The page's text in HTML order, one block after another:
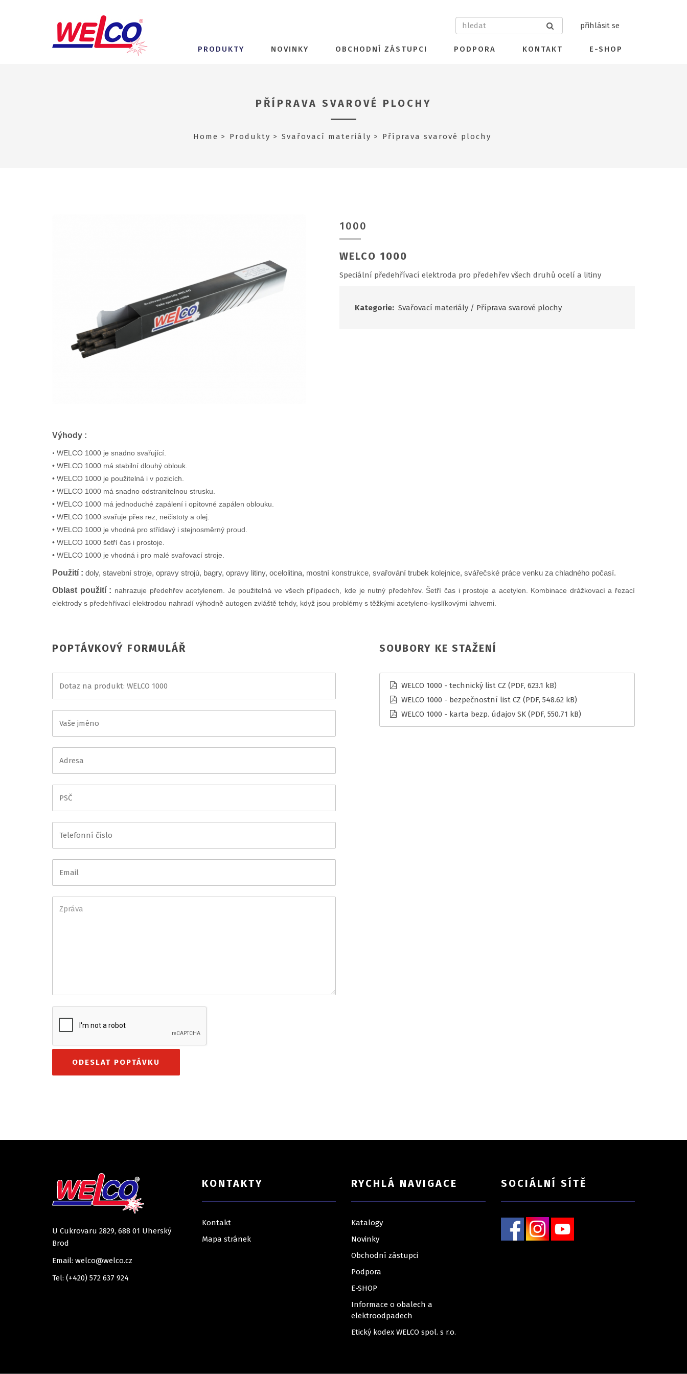
přihlásit se
PRODUKTY NOVINKY OBCHODNÍ ZÁSTUPCI PODPORA KONTAKT E-SHOP
PŘÍPRAVA SVAROVÉ PLOCHY
Home Produkty Svařovací materiály Příprava svarové plochy
1000
WELCO 1000
Speciální předehřívací elektroda pro předehřev všech druhů ocelí a litiny
Kategorie: Svařovací materiály/ Příprava svarové plochy
Výhody :
• WELCO 1000 je snadno svařující.
• WELCO 1000 má stabilní dlouhý oblouk.
• WELCO 1000 je použitelná i v pozicích.
• WELCO 1000 má snadno odstranitelnou strusku.
• WELCO 1000 má jednoduché zapálení i opìtovné zapálen oblouku.
• WELCO 1000 svařuje přes rez, nečistoty a olej.
• WELCO 1000 je vhodná pro střídavý i stejnosměrný proud.
• WELCO 1000 šetří čas i prostoje.
• WELCO 1000 je vhodná i pro malé svařovací stroje.
Použití : doly, stavební stroje, opravy strojù, bagry, opravy litiny, ocelolitina, mostní konstrukce, svařování trubek kolejnice, svářečské práce venku za chladného počasí.
Oblast použití : nahrazuje předehřev acetylenem. Je použitelná ve všech případech, kde je nutný předehřev. Šetří čas i prostoje a acetylen. Kombinace drážkovací a řezací
elektrody s předehřívací elektrodou nahradí výhodně autogen zvláště tehdy, když jsou problémy s těžkými acetyleno-kyslíkovými lahvemi.
SOUBORY KE STAŽENÍ
WELCO 1000 - technický list CZ (PDF, 623.1 kB)
WELCO 1000 - bezpečnostní list CZ (PDF, 548.62 kB)
WELCO 1000 - karta bezp. údajov SK (PDF, 550.71 kB)
POPTÁVKOVÝ FORMULÁŘ
U Cukrovaru 2829, 688 01 Uherský
Brod
Email: welco@welco.cz
Tel: (+420) 572 637 924
KONTAKTY
Kontakt
Mapa stránek
RYCHLÁ NAVIGACE
Katalogy
Novinky
Obchodní zástupci
Podpora
E-SHOP
Informace o obalech a
elektroodpadech
Etický kodex WELCO spol. s r.o.
SOCIÁLNÍ SÍTĚ